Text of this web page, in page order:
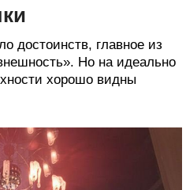
достоинств, главное из
Но на идеально
хорошо видны